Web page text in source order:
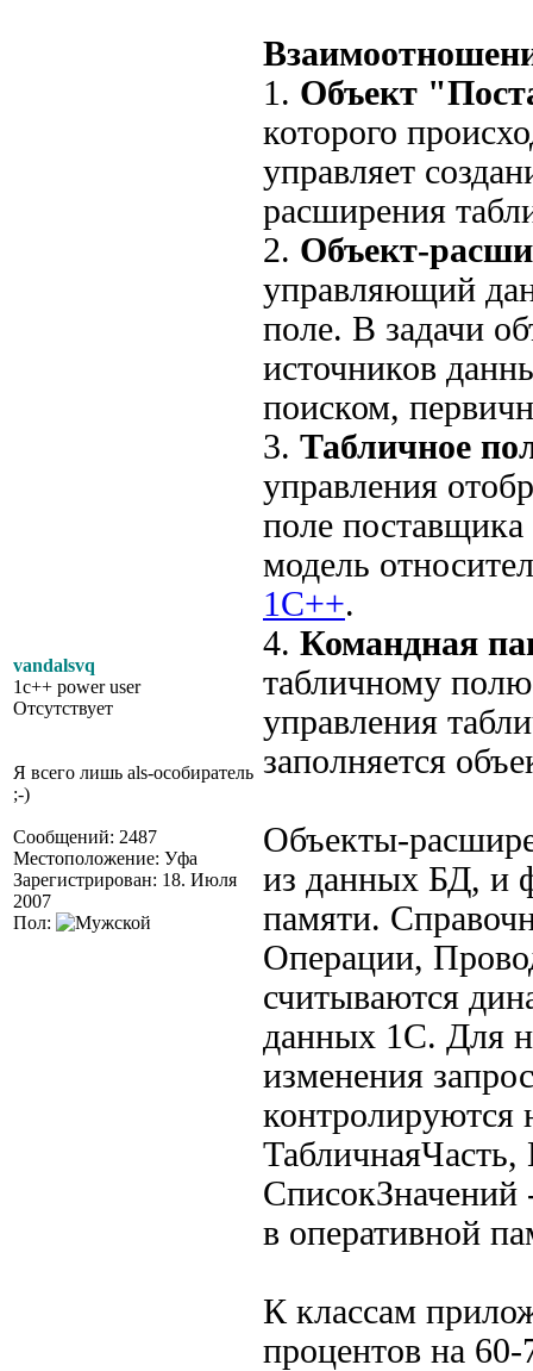
vandalsvq
1c++ power user
Отсутствует
Я всего лишь als-особиратель
;-)
Сообщений: 2487
Местоположение: Уфа
Зарегистрирован: 18. Июля
2007
Пол:
1. Объект
которого
управляет
расширения
2. Объект-
управляющий
поле. В задачи
источников
поиском,
3. Табличное
управления
поле
модель
1С++.
4. Командная
табличному
управления
заполняется
Объекты-
из данных БД, и
памяти.
Операции,
считываются
данных 1С. Для
изменения
контролируются
ТабличнаяЧасть,
СписокЗначений
в оперативной
К классам
процентов на